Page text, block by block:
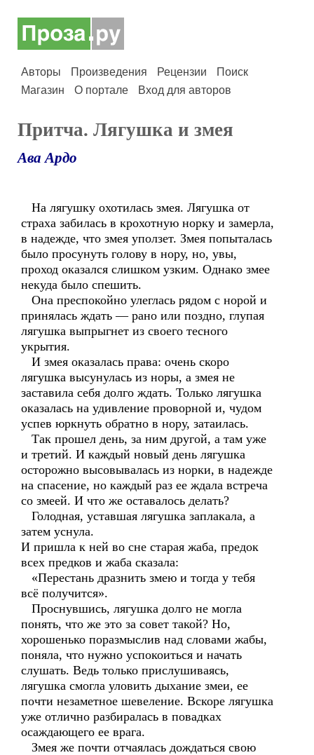
Авторы Произведения Рецензии
Поиск
Магазин
О портале Вход для авторов
Притча. Лягушка и змея
Ава Ардо
На лягушку охотилась змея. Лягушка от
страха забилась в крохотную норку и замерла,
в надежде, что змея уползет. Змея попыталась
было просунуть голову в нору, но, увы,
проход оказался слишком узким. Однако змее
некуда было спешить.
Она преспокойно улеглась рядом с норой и
принялась ждать — рано или поздно, глупая
лягушка выпрыгнет из своего тесного
укрытия.
И змея оказалась права: очень скоро
лягушка высунулась из норы, а змея не
заставила себя долго ждать. Только лягушка
оказалась на удивление проворной и, чудом
успев юркнуть обратно в нору, затаилась.
Так прошел день, за ним другой, а там уже
и третий. И каждый новый день лягушка
осторожно высовывалась из норки, в надежде
на спасение, но каждый раз ее ждала встреча
со змеей. И что же оставалось делать?
Голодная, уставшая лягушка заплакала, а
затем уснула.
И пришла к ней во сне старая жаба, предок
всех предков и жаба сказала:
«Перестань дразнить змею и тогда у тебя
всё получится».
Проснувшись, лягушка долго не могла
понять, что же это за совет такой? Но,
хорошенько поразмыслив над словами жабы,
поняла, что нужно успокоиться и начать
слушать. Ведь только прислушиваясь,
лягушка смогла уловить дыхание змеи, ее
почти незаметное шевеление. Вскоре лягушка
уже отлично разбиралась в повадках
осаждающего ее врага.
Змея же почти отчаялась дождаться свою